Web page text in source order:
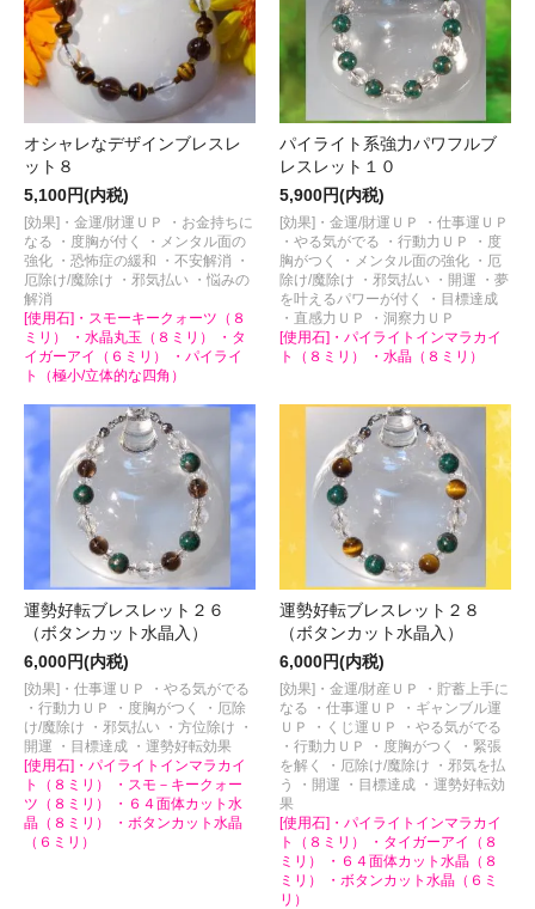
オシャレなデザインブレスレ
ット８
5,100円(内税)
[効果]・金運/財運ＵＰ ・お金持ちに
なる ・度胸が付く ・メンタル面の
強化 ・恐怖症の緩和 ・不安解消 ・
厄除け/魔除け ・邪気払い ・悩みの
解消
[使用石]・スモーキークォーツ（８
ミリ） ・水晶丸玉（８ミリ） ・タ
イガーアイ（６ミリ） ・パイライ
ト（極小/立体的な四角）
パイライト系強力パワフルブ
レスレット１０
5,900円(内税)
[効果]・金運/財運ＵＰ ・仕事運ＵＰ
・やる気がでる ・行動力ＵＰ ・度
胸がつく ・メンタル面の強化 ・厄
除け/魔除け ・邪気払い ・開運 ・夢
を叶えるパワーが付く ・目標達成
・直感力ＵＰ ・洞察力ＵＰ
[使用石]・パイライトインマラカイ
ト（８ミリ） ・水晶（８ミリ）
運勢好転ブレスレット２６
（ボタンカット水晶入）
6,000円(内税)
[効果]・仕事運ＵＰ ・やる気がでる
・行動力ＵＰ ・度胸がつく ・厄除
け/魔除け ・邪気払い ・方位除け ・
開運 ・目標達成 ・運勢好転効果
[使用石]・パイライトインマラカイ
ト（８ミリ） ・スモ－キークォー
ツ（８ミリ） ・６４面体カット水
晶（８ミリ） ・ボタンカット水晶
（６ミリ）
運勢好転ブレスレット２８
（ボタンカット水晶入）
6,000円(内税)
[効果]・金運/財産ＵＰ ・貯蓄上手に
なる ・仕事運ＵＰ ・ギャンブル運
ＵＰ ・くじ運ＵＰ ・やる気がでる
・行動力ＵＰ ・度胸がつく ・緊張
を解く ・厄除け/魔除け ・邪気を払
う ・開運 ・目標達成 ・運勢好転効
果
[使用石]・パイライトインマラカイ
ト（８ミリ） ・タイガーアイ（８
ミリ） ・６４面体カット水晶（８
ミリ） ・ボタンカット水晶（６ミ
リ）